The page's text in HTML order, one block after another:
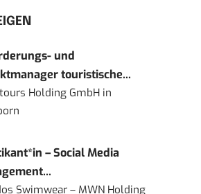
und
touristische...
Holding GmbH in
– Social Media
Swimwear – MWN Holding